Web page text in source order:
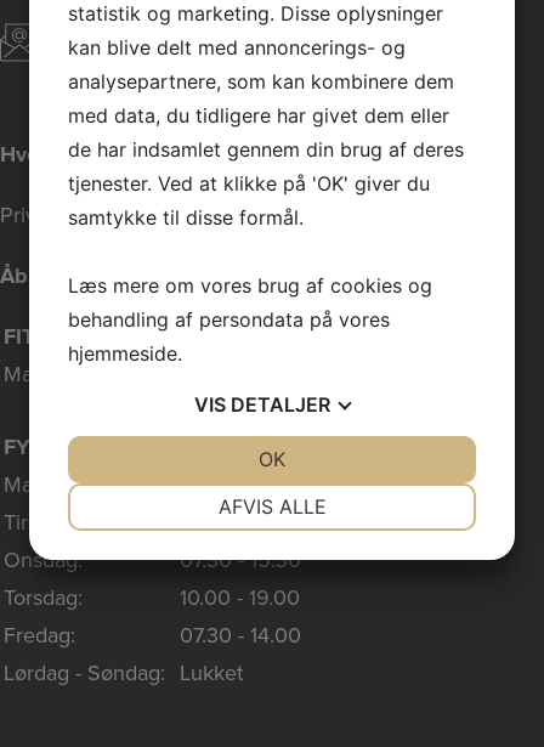
E-mail:
saxfitness@outlook.dk
Adresse:
Havnegade 3,
4990 Sakskøbing
Hvorfor vælge os
Privatlivspolitik
Åbningstider
FITNESS ÅBNINGSTIDER:
Mandag - Søndag:
FYSIOTERAPI TELEFONTIDER:
Mandag:
07.30 - 15.30
Tirsdag:
08.30 - 19.00
Onsdag:
07.30 - 15.30
Torsdag:
10.00 - 19.00
Fredag:
07.30 - 14.00
Lørdag - Søndag: Lukket
statistik og marketing. Disse oplysninger
kan blive delt med annoncerings- og
analysepartnere, som kan kombinere dem
med data, du tidligere har givet dem eller
de har indsamlet gennem din brug af deres
tjenester. Ved at klikke på 'OK' giver du
samtykke til disse formål.
Læs mere om vores brug af cookies og
behandling af persondata på vores
hjemmeside.
VIS DETALJER
AFVIS ALLE
OK